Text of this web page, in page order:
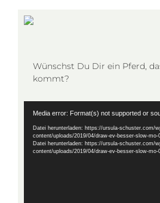
Wünschst Du Dir ein Pferd,
kommt?
Media error: Format(s) not supported or
Datei herunterladen: https://ursula-schuster.com/
content/uploads/2019/04/draw-ev-besser-slow-mo-
Datei herunterladen: https://ursula-schuster.com/
content/uploads/2019/04/draw-ev-besser-slow-mo-